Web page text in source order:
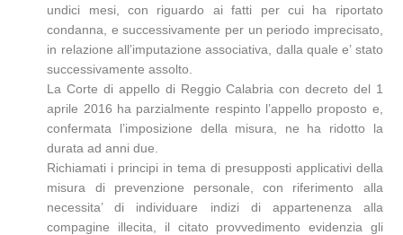
undici mesi, con riguardo ai fatti per cui ha riportato
condanna, e successivamente per un periodo imprecisato,
in relazione all’imputazione associativa, dalla quale e’ stato
successivamente assolto.
La Corte di appello di Reggio Calabria con decreto del 1
aprile 2016 ha parzialmente respinto l’appello proposto e,
confermata l’imposizione della misura, ne ha ridotto la
durata ad anni due.
Richiamati i principi in tema di presupposti applicativi della
misura di prevenzione personale, con riferimento alla
necessita’ di individuare indizi di appartenenza alla
compagine illecita, il citato provvedimento evidenzia gli